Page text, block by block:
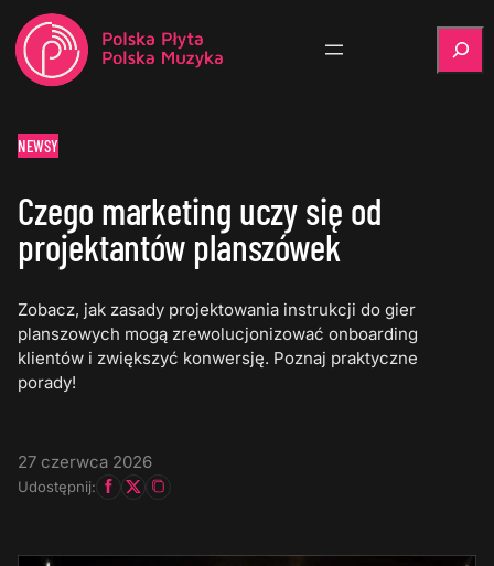
NEWSY
Czego marketing uczy się od
projektantów planszówek
Zobacz, jak zasady projektowania instrukcji do gier
planszowych mogą zrewolucjonizować onboarding
klientów i zwiększyć konwersję. Poznaj praktyczne
porady!
27 czerwca 2026
Udostępnij: